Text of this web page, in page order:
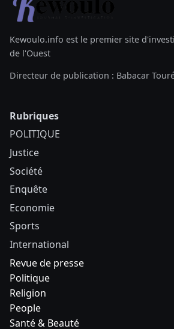
Kewoulo.info est le premier site
de l'Ouest
Directeur de publication : Babacar
Rubriques
POLITIQUE
Justice
Société
Enquête
Economie
Sports
International
Revue de presse
Politique
Religion
People
Santé & Beauté